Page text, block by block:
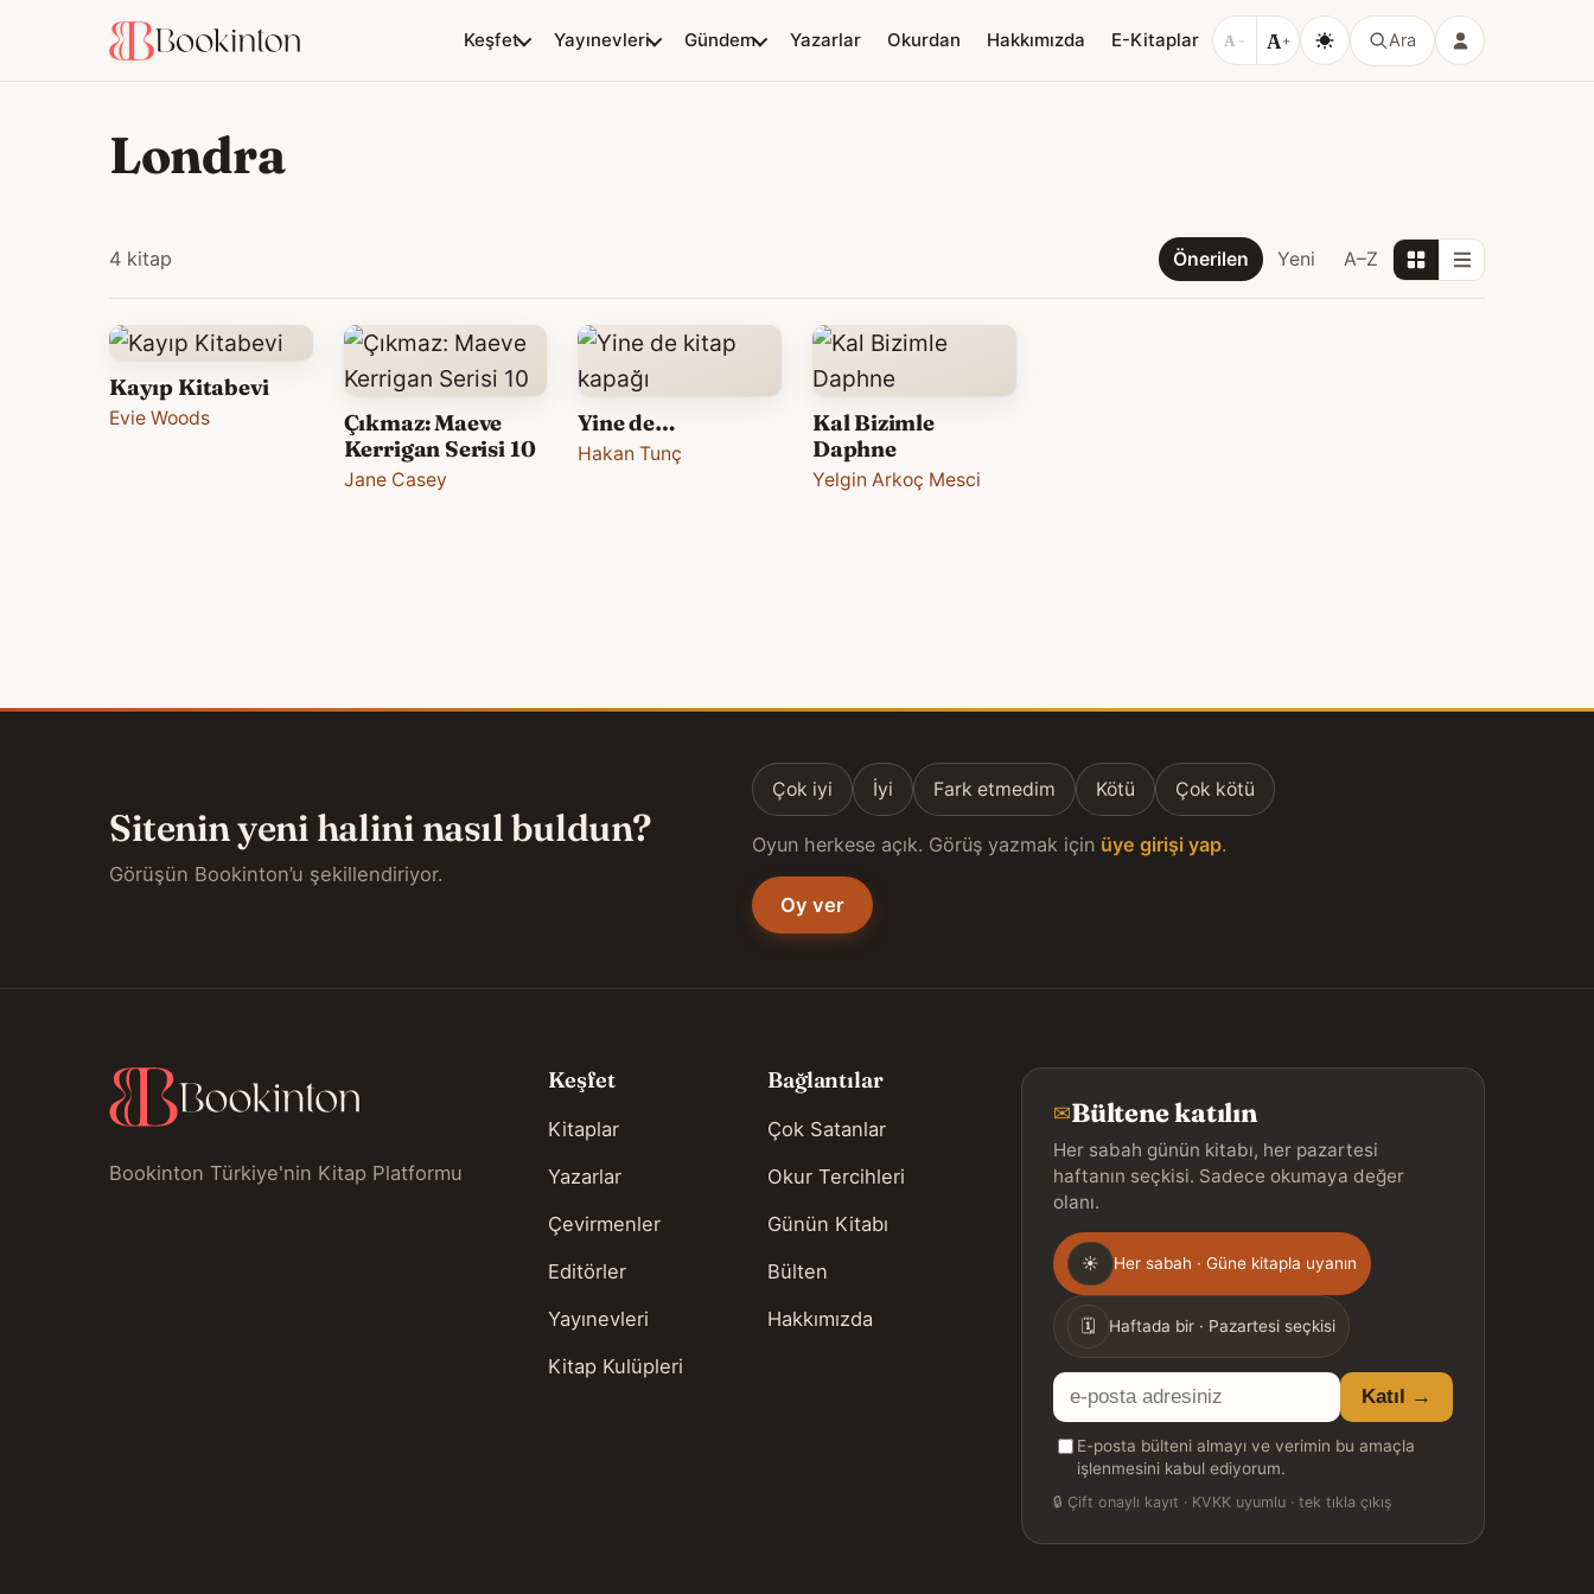
Keşfet Yayınevleri Gündem Yazarlar Okurdan Hakkımızda E-Kitaplar A − A+ Ara
Londra
4 kitap Önerilen Yeni A–Z
Kayıp Kitabevi
Evie Woods
Çıkmaz: Maeve
Kerrigan Serisi 10
Jane Casey
Yine de…
Hakan Tunç
Kal Bizimle
Daphne
Yelgin Arkoç Mesci
Sitenin yeni halini nasıl buldun?
Görüşün Bookinton’u şekillendiriyor.
Çok iyi İyi Fark etmedim Kötü Çok kötü
Oyun herkese açık. Görüş yazmak için üye girişi yap.
Oy ver
Bookinton Türkiye'nin Kitap Platformu
Keşfet
Kitaplar
Yazarlar
Çevirmenler
Editörler
Yayınevleri
Kitap Kulüpleri
Bağlantılar
Çok Satanlar
Okur Tercihleri
Günün Kitabı
Bülten
Hakkımızda
✉Bültene katılın
Her sabah günün kitabı, her pazartesi
haftanın seçkisi. Sadece okumaya değer
olanı.
Gönderim
sıklığı
☀ Her sabah · Güne kitapla uyanın
🗓 Haftada bir · Pazartesi seçkisi
E-
posta
adresiniz
Katıl →
E-posta bülteni almayı ve verimin bu amaçla
işlenmesini kabul ediyorum.
🔒 Çift onaylı kayıt · KVKK uyumlu · tek tıkla çıkış